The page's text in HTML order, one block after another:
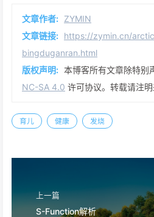
文章作者: ZYMIN
文章链接: https://zymin.cn/
bingduganran.html
版权声明: 本博客所有文章除特别
NC-SA 4.0 许可协议。转载请注明
育儿 健康 发烧
上一篇
S-Function解析